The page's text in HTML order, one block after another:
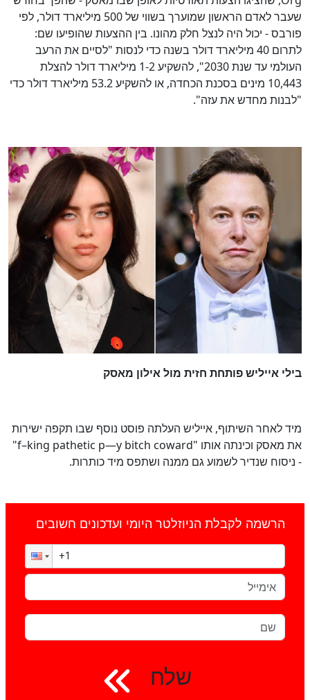
שעבר לאדם הראשון שמוערך בשווי של 500 מיליארד דולר, לפי
פורבס - יכול היה לנצל חלק מהונו. בין ההצעות שהופיעו שם:
לתרום 40 מיליארד דולר בשנה כדי לנסות "לסיים את הרעב
העולמי עד שנת 2030", להשקיע 1-2 מיליארד דולר להצלת
10,443 מינים בסכנת הכחדה, או להשקיע 53.2 מיליארד דולר כדי
"לבנות מחדש את עזה".
בילי אייליש פותחת חזית מול אילון מאסק
מיד לאחר השיתוף, אייליש העלתה פוסט נוסף שבו תקפה ישירות
את מאסק וכינתה אותו "f–king pathetic p—y bitch coward"
- ניסוח שנדיר לשמוע גם ממנה ושתפס מיד כותרות.
הרשמה לקבלת הניוזלטר היומי ועדכונים חשובים
שלח